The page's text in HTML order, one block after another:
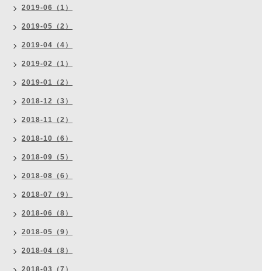
2019-06（1）
2019-05（2）
2019-04（4）
2019-02（1）
2019-01（2）
2018-12（3）
2018-11（2）
2018-10（6）
2018-09（5）
2018-08（6）
2018-07（9）
2018-06（8）
2018-05（9）
2018-04（8）
2018-03（7）